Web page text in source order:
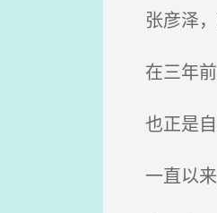
张彦泽，
在三年前
也正是自
一直以来